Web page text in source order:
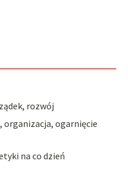
rozwój
organizacja, ogarnięcie
na co dzień